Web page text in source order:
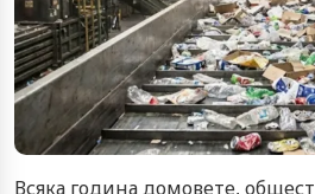
Всяка година домовете,